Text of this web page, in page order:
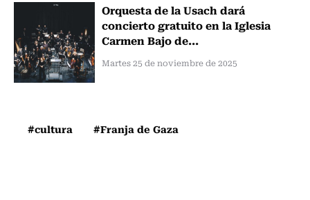
Orquesta de la Usach dará
concierto gratuito en la Iglesia
Carmen Bajo de...
Martes 25 de noviembre de 2025
#cultura #Franja de Gaza